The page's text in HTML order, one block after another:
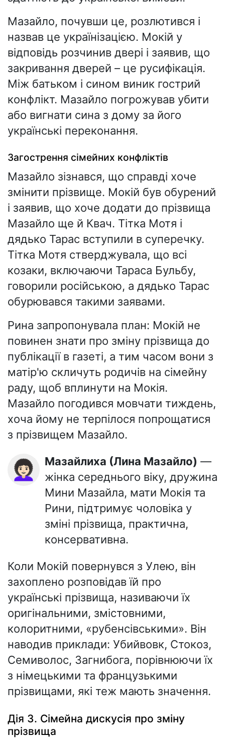
Мазайло, почувши це, розлютився і
назвав це українізацією. Мокій у
відповідь розчинив двері і заявив, що
закривання дверей – це русифікація.
Між батьком і сином виник гострий
конфлікт. Мазайло погрожував убити
або вигнати сина з дому за його
українські переконання.
Загострення сімейних конфліктів
Мазайло зізнався, що справді хоче
змінити прізвище. Мокій був обурений
і заявив, що хоче додати до прізвища
Мазайло ще й Квач. Тітка Мотя і
дядько Тарас вступили в суперечку.
Тітка Мотя стверджувала, що всі
козаки, включаючи Тараса Бульбу,
говорили російською, а дядько Тарас
обурювався такими заявами.
Рина запропонувала план: Мокій не
повинен знати про зміну прізвища до
публікації в газеті, а тим часом вони з
матір'ю скличуть родичів на сімейну
раду, щоб вплинути на Мокія.
Мазайло погодився мовчати тиждень,
хоча йому не терпілося попрощатися
з прізвищем Мазайло.
👩🏻‍🦱 Мазайлиха (Лина Мазайло) —
жінка середнього віку, дружина
Мини Мазайла, мати Мокія та
Рини, підтримує чоловіка у
зміні прізвища, практична,
консервативна.
Коли Мокій повернувся з Улею, він
захоплено розповідав їй про
українські прізвища, називаючи їх
оригінальними, змістовними,
колоритними, «рубенсівськими». Він
наводив приклади: Убийвовк, Стокоз,
Семиволос, Загнибога, порівнюючи їх
з німецькими та французькими
прізвищами, які теж мають значення.
Дія 3. Сімейна дискусія про зміну
прізвища